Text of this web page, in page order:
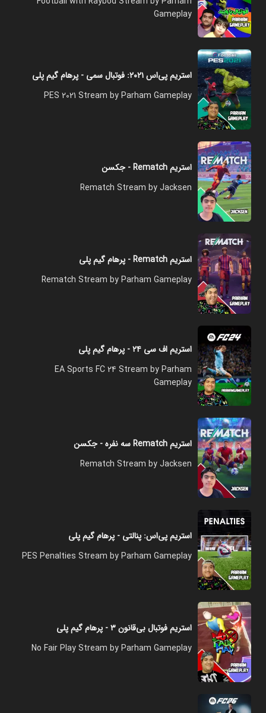
Gameplay
استریم پی‌اس ۲۰۲۱: فوتبال سمی - پرهام گیم پلی
PES 2021 Stream by Parham Gameplay
استریم Rematch - جکسن
Rematch Stream by Jacksen
استریم Rematch - پرهام گیم پلی
Rematch Stream by Parham Gameplay
استریم اف سی ۲۴ - پرهام گیم پلی
EA Sports FC 24 Stream by Parham
Gameplay
استریم Rematch سه نفره - جکسن
Rematch Stream by Jacksen
استریم پی‌اس: پنالتی - پرهام گیم پلی
PES Penalties Stream by Parham Gameplay
استریم فوتبال بی‌قانون ۳ - پرهام گیم پلی
No Fair Play Stream by Parham Gameplay